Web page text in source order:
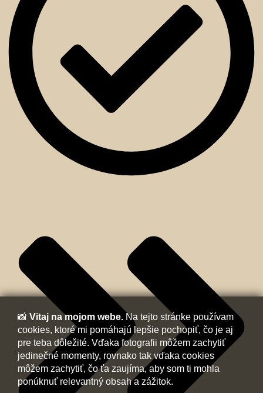
📸 Vitaj na mojom webe. Na tejto stránke používam
cookies, ktoré mi pomáhajú lepšie pochopiť, čo je aj
pre teba dôležité. Vďaka fotografii môžem zachytiť
jedinečné momenty, rovnako tak vďaka cookies
môžem zachytiť, čo ťa zaujíma, aby som ti mohla
ponúknuť relevantný obsah a zážitok.